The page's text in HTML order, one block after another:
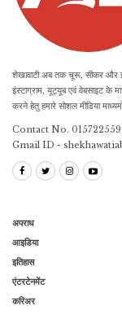
शेखावाटी अब तक चूरू, सीकर और
इंस्टाग्राम, यूट्यूब एवं वेबसाइट
करने हेतु हमारे सोशल मीडिया
Contact No.
Gmail ID -
अपराध
आइडिया
इतिहास
एंटरटेनमेंट
करिअर